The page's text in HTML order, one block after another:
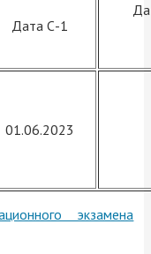
Дата С-1
01.06.2023
экзамена